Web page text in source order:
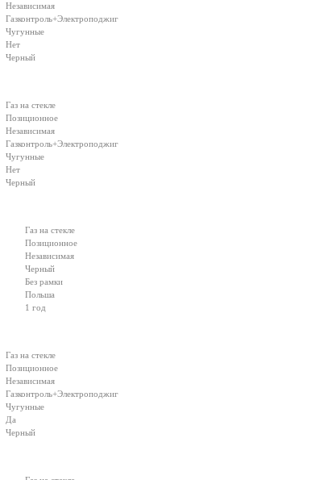
Независимая
Газконтроль+Электроподжиг
Чугунные
Нет
Черный
Газ на стекле
Позиционное
Независимая
Газконтроль+Электроподжиг
Чугунные
Нет
Черный
Газ на стекле
Позиционное
Независимая
Черный
Без рамки
Польша
1 год
Газ на стекле
Позиционное
Независимая
Газконтроль+Электроподжиг
Чугунные
Да
Черный